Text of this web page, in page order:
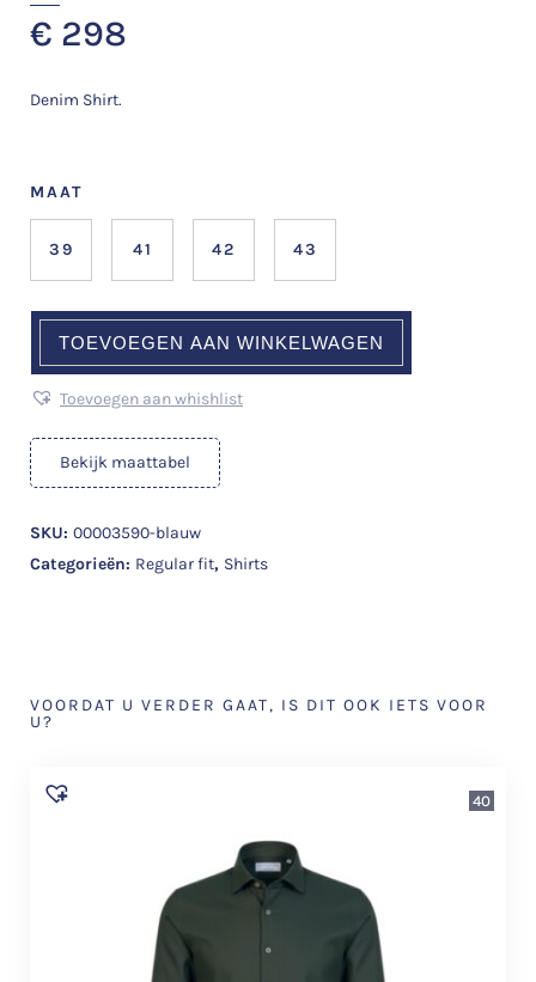
€ 298
Denim Shirt.
MAAT
39 41 42 43
TOEVOEGEN AAN WINKELWAGEN
Toevoegen aan whishlist
Bekijk maattabel
SKU: 00003590-blauw
Categorieën: Regular fit, Shirts
VOORDAT U VERDER GAAT, IS DIT OOK IETS VOOR
U?
40